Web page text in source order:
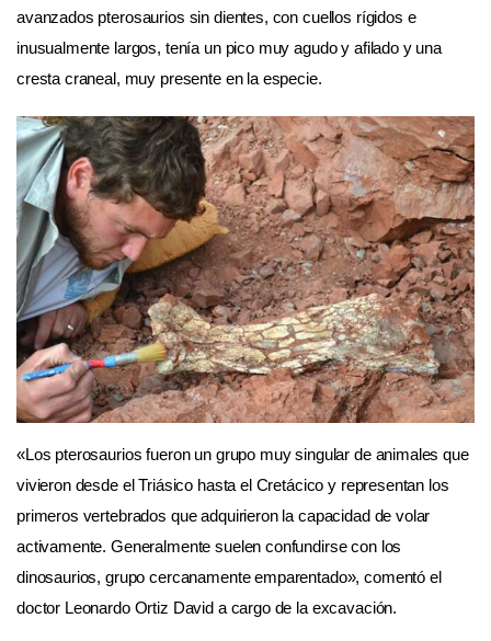
avanzados pterosaurios sin dientes, con cuellos rígidos e
inusualmente largos, tenía un pico muy agudo y afilado y una
cresta craneal, muy presente en la especie.
«Los pterosaurios fueron un grupo muy singular de animales que
vivieron desde el Triásico hasta el Cretácico y representan los
primeros vertebrados que adquirieron la capacidad de volar
activamente. Generalmente suelen confundirse con los
dinosaurios, grupo cercanamente emparentado», comentó el
doctor Leonardo Ortiz David a cargo de la excavación.